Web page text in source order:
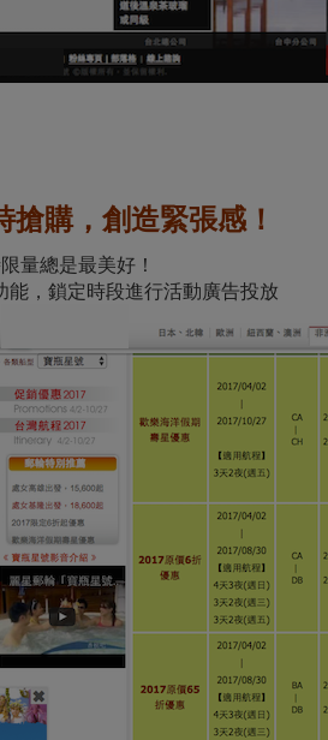
搶購，創造緊張感！
量總是最美好！
，鎖定時段進行活動廣告投放